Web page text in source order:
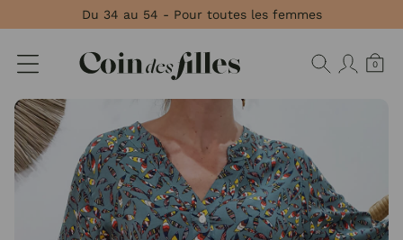
Du 34 au 54 - Pour toutes les femmes
0
Panneau de gestion des cookies